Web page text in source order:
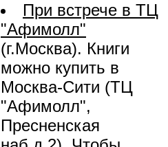
При встрече в ТЦ
"Афимолл"
(г.Москва). Книги
можно купить в
Москва-Сити (ТЦ
"Афимолл",
Пресненская